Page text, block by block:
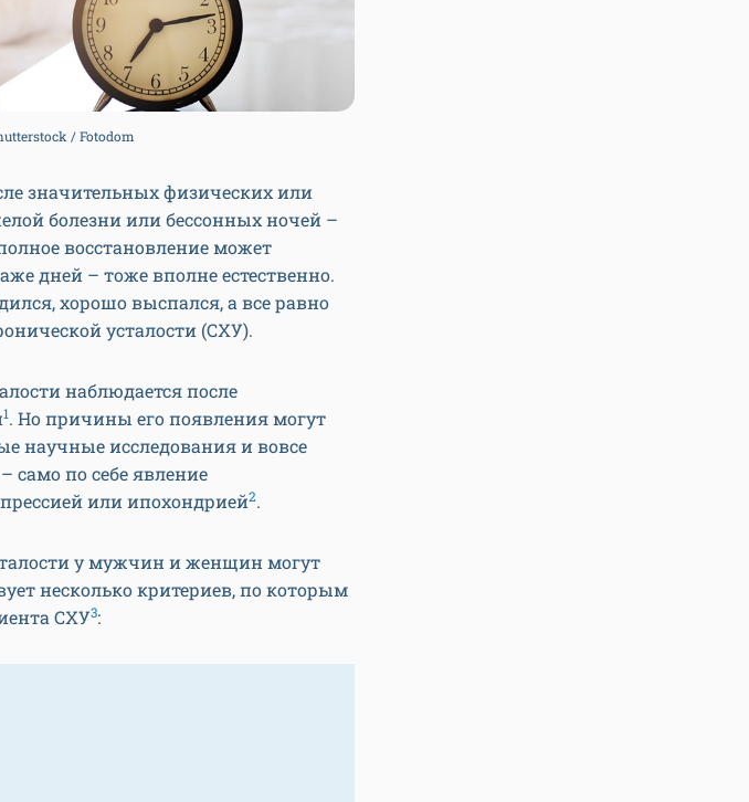
/ Fotodom
значительных физических или
болезни или бессонных ночей –
восстановление может
дней – тоже вполне естественно.
хорошо выспался, а все равно
усталости (СХУ).
наблюдается после
1. Но причины его появления могут
научные исследования и вовсе
само по себе явление
или ипохондрией2.
у мужчин и женщин могут
несколько критериев, по которым
СХУ3: